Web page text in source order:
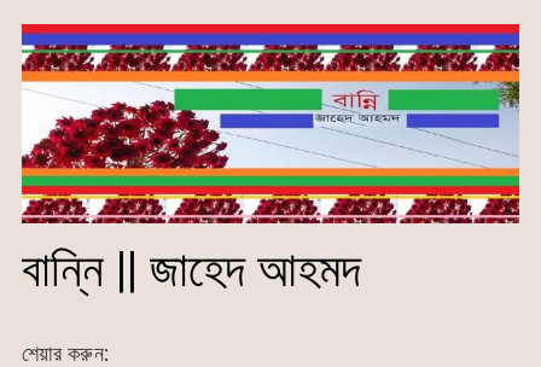
বান্নি || জাহেদ আহমদ
শেয়ার করুন: